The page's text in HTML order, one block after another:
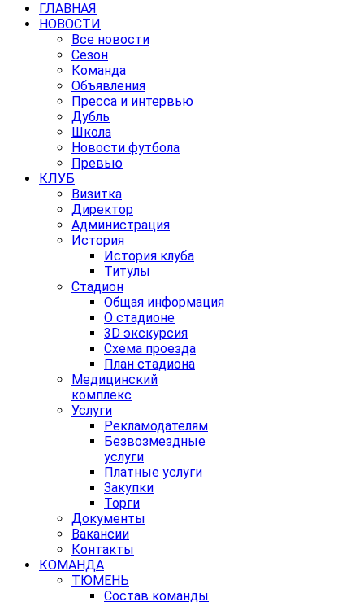
ГЛАВНАЯ
НОВОСТИ
Все новости
Сезон
Команда
Объявления
Пресса и интервью
Дубль
Школа
Новости футбола
Превью
КЛУБ
Визитка
Директор
Администрация
История
История клуба
Титулы
Стадион
Общая информация
О стадионе
3D экскурсия
Схема проезда
План стадиона
Медицинский
комплекс
Услуги
Рекламодателям
Безвозмездные
услуги
Платные услуги
Закупки
Торги
Документы
Вакансии
Контакты
КОМАНДА
ТЮМЕНЬ
Состав команды